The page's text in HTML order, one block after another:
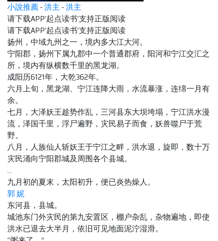
小說推薦-洪主-洪主
请下载APP‘起点读书’支持正版阅读
请下载APP‘起点读书’支持正版阅读
扬州，中域九州之一，境内多大江大河。
宁阳郡，扬州下属九郡中一个普通郡府，阳河和宁江交汇之
所，境内有纵横数千里的黑龙湖。
成阳历6121年，大乾362年。
六月上旬，黑龙湖、宁江连降大雨，水流暴涨，连绵一月有
余。
七月，大泽妖王趁势作乱，三河县东大坝垮塌，宁江洪水漫
流，泽国千里，浮尸遍野，灾民易子而食，妖兽噬尸于荒
野。
八月，人族仙人斩妖王于宁江之畔，洪水退，旋即，数十万
灾民涌向宁阳郡城及周围各个县城。
…
九月初的夏末，太阳初升，便已炎热燥人。
郭 妮
东河县，县城。
城池东门外灾民的第九安置区，棚户杂乱，杂物遍地，即使
洪水已退去大半月，依旧可见地面泥泞湿滑。